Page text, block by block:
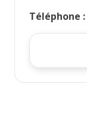
Téléphone :